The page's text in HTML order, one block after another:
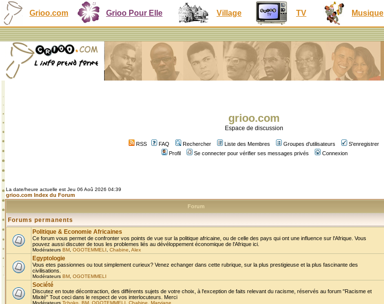
Grioo.com Grioo Pour Elle Village TV Musique
grioo.com
Espace de discussion
RSS FAQ Rechercher Liste des Membres Groupes d'utilisateurs
S'enregistrer
Profil
Se connecter pour vérifier ses messages privés Connexion
La date/heure actuelle est Jeu 06 Aoû 2026 04:39
grioo.com Index du Forum
Forum
Forums permanents
Politique & Economie Africaines
Ce forum vous permet de confronter vos points de vue sur la politique africaine, ou de celle des pays qui ont une influence sur l'Afrique. Vous
pouvez aussi discuter de tous les problemes liés au dévéloppement économique de l'Afrique ici.
Modérateurs BM OGOTEMMELI Chabine Alex
Egyptologie
Vous etes passionnes ou tout simplement curieux? Venez echanger dans cette rubrique, sur la plus prestigieuse et la plus fascinante des
civilisations.
Modérateurs BM OGOTEMMELI
Société
Discutez en toute décontraction, des différents sujets de votre choix, à l'exception de faits relevant du racisme, réservés au forum "Racisme et
Mixité" Tout ceci dans le respect de vos interlocuteurs. Merci
Modérateurs Tchoko BM OGOTEMMELI Chabine Maryjane